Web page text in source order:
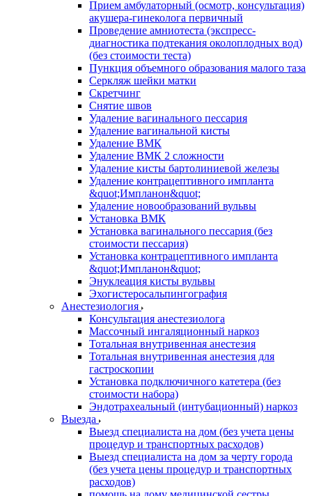
Прием амбулаторный (осмотр, консультация)
акушера-гинеколога первичный
Проведение амниотеста (экспресс-
диагностика подтекания околоплодных вод)
(без стоимости теста)
Пункция объемного образования малого таза
Серкляж шейки матки
Скретчинг
Снятие швов
Удаление вагинального пессария
Удаление вагинальной кисты
Удаление ВМК
Удаление ВМК 2 сложности
Удаление кисты бартолиниевой железы
Удаление контрацептивного импланта
&quot;Импланон&quot;
Удаление новообразований вульвы
Установка ВМК
Установка вагинального пессария (без
стоимости пессария)
Установка контрацептивного импланта
&quot;Импланон&quot;
Энуклеация кисты вульвы
Эхогистеросальпингография
Анестезиология
Консультация анестезиолога
Массочный ингаляционный наркоз
Тотальная внутривенная анестезия
Тотальная внутривенная анестезия для
гастроскопии
Установка подключичного катетера (без
стоимости набора)
Эндотрахеальный (интубационный) наркоз
Выезда
Выезд специалиста на дом (без учета цены
процедур и транспортных расходов)
Выезд специалиста на дом за черту города
(без учета цены процедур и транспортных
расходов)